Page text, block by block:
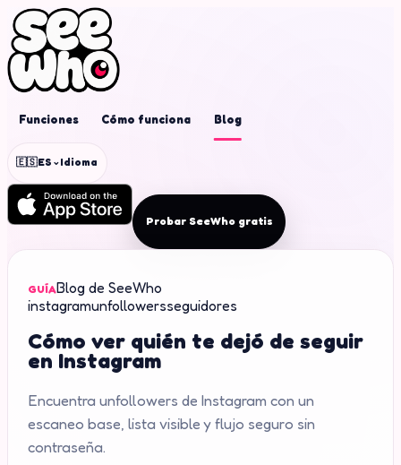
Funciones Cómo funciona Blog
🇪🇸ES ⌄Idioma
Probar SeeWho gratis
GUÍABlog de SeeWho
instagramunfollowersseguidores
Cómo ver quién te dejó de seguir
en Instagram
Encuentra unfollowers de Instagram con un
escaneo base, lista visible y flujo seguro sin
contraseña.